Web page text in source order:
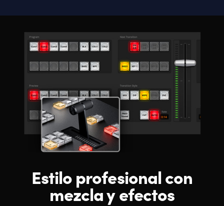
Estiloprofesionalcon
mezcla y efectos